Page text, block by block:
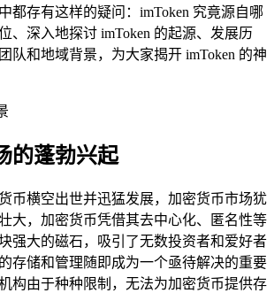
都存有这样的疑问：imToken 究竟源自哪
、深入地探讨 imToken 的起源、发展历
队和地域背景，为大家揭开 imToken 的神
的蓬勃兴起
币横空出世并迅猛发展，加密货币市场犹
大，加密货币凭借其去中心化、匿名性等
强大的磁石，吸引了无数投资者和爱好者
存储和管理随即成为一个亟待解决的重要
构由于种种限制，无法为加密货币提供存